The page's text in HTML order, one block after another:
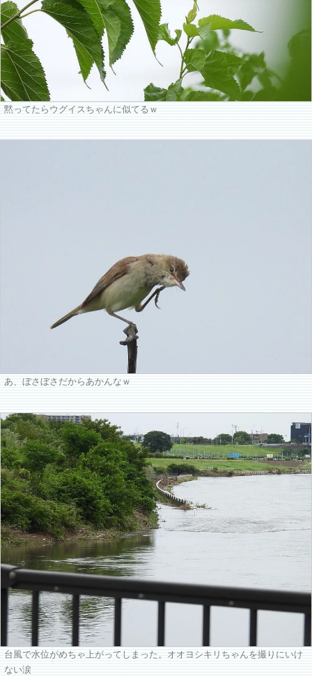
黙ってたらウグイスちゃんに似てるｗ
あ、ぼさぼさだからあかんなｗ
台風で水位がめちゃ上がってしまった。オオヨシキリちゃんを撮りにいけ
ない涙